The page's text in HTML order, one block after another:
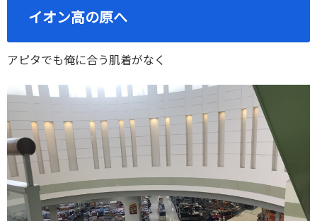
イオン高の原へ
アピタでも俺に合う肌着がなく